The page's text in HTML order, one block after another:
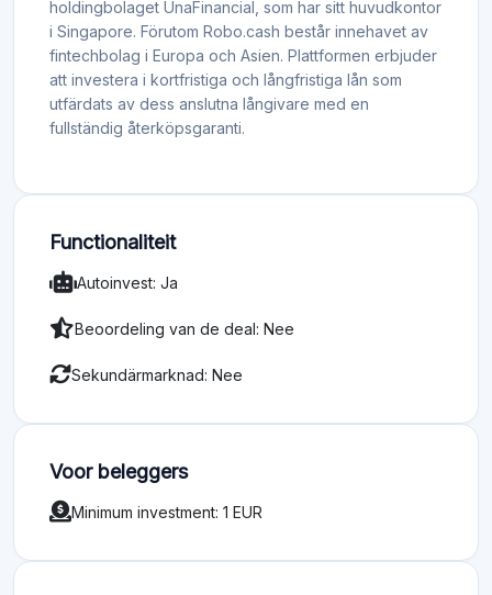
holdingbolaget UnaFinancial, som har sitt huvudkontor
i Singapore. Förutom Robo.cash består innehavet av
fintechbolag i Europa och Asien. Plattformen erbjuder
att investera i kortfristiga och långfristiga lån som
utfärdats av dess anslutna långivare med en
fullständig återköpsgaranti.
Functionaliteit
Autoinvest: Ja
Beoordeling van de deal: Nee
Sekundärmarknad: Nee
Voor beleggers
Minimum investment: 1 EUR